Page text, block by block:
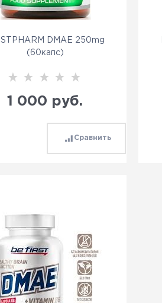
DMAE 250mg
(60капс)
1 000 руб.
Сравнить